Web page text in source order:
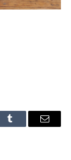
Tumblr Email